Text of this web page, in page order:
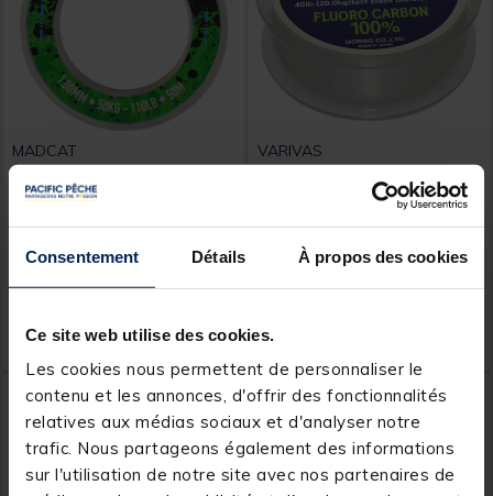
Consentement Détails À propos des cookies
Ce site web utilise des cookies.
Les cookies nous permettent de personnaliser le
contenu et les annonces, d'offrir des fonctionnalités
relatives aux médias sociaux et d'analyser notre
trafic. Nous partageons également des informations
sur l'utilisation de notre site avec nos partenaires de
MADCAT
Monofilament bas de ligne
silure madcat ultra-soft
mono leader 50m
[object Object] out of 5 Customer Rating
(1)
Dès
Expédition sous 24 h
VARIVAS
Fil fluorocarbone varivas
[object Object] out of 5
(13)
Dès